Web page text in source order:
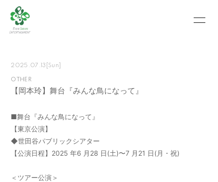
SCHEDULE
VIDEO PHOTO
MOVIE
RECRUIT
ABOUT US
2025.07.13 [Sun]
OTHER
【岡本玲】舞台『みんな鳥になって』
■舞台『みんな鳥になって』
【東京公演】
◆世田谷パブリックシアター
【公演日程】2025 年6 月28 日(土)〜7 月21 日(月・祝)
＜ツアー公演＞